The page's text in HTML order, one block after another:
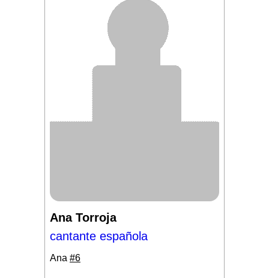
Ana Torroja
cantante española
Ana #6